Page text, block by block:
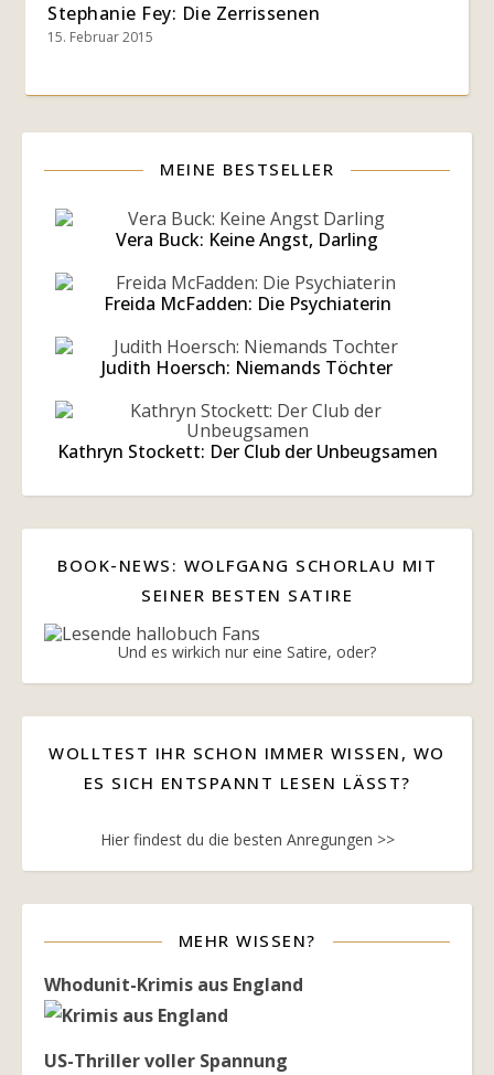
Stephanie Fey: Die Zerrissenen
15. Februar 2015
MEINE BESTSELLER
Vera Buck: Keine Angst, Darling
Freida McFadden: Die Psychiaterin
Judith Hoersch: Niemands Töchter
Kathryn Stockett: Der Club der Unbeugsamen
BOOK-NEWS: WOLFGANG SCHORLAU MIT
SEINER BESTEN SATIRE
Und es wirkich nur eine Satire, oder?
WOLLTEST IHR SCHON IMMER WISSEN, WO
ES SICH ENTSPANNT LESEN LÄSST?
Hier findest du die besten Anregungen >>
MEHR WISSEN?
Whodunit-Krimis aus England
US-Thriller voller Spannung